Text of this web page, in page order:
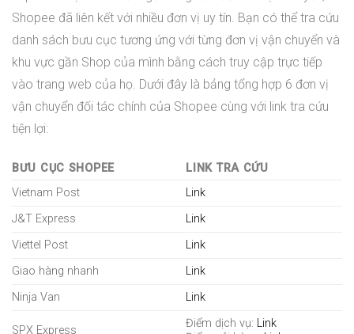
Shopee đã liên kết với nhiều đơn vị uy tín. Bạn có thể tra cứu
danh sách bưu cục tương ứng với từng đơn vị vận chuyển và
khu vực gần Shop của mình bằng cách truy cập trực tiếp
vào trang web của họ. Dưới đây là bảng tổng hợp 6 đơn vị
vận chuyển đối tác chính của Shopee cùng với link tra cứu
tiện lợi:
BƯU CỤC SHOPEE
LINK TRA CỨU
Vietnam Post
Link
J&T Express
Link
Viettel Post
Link
Giao hàng nhanh
Link
Ninja Van
Link
SPX Express
Điểm dịch vụ: Link